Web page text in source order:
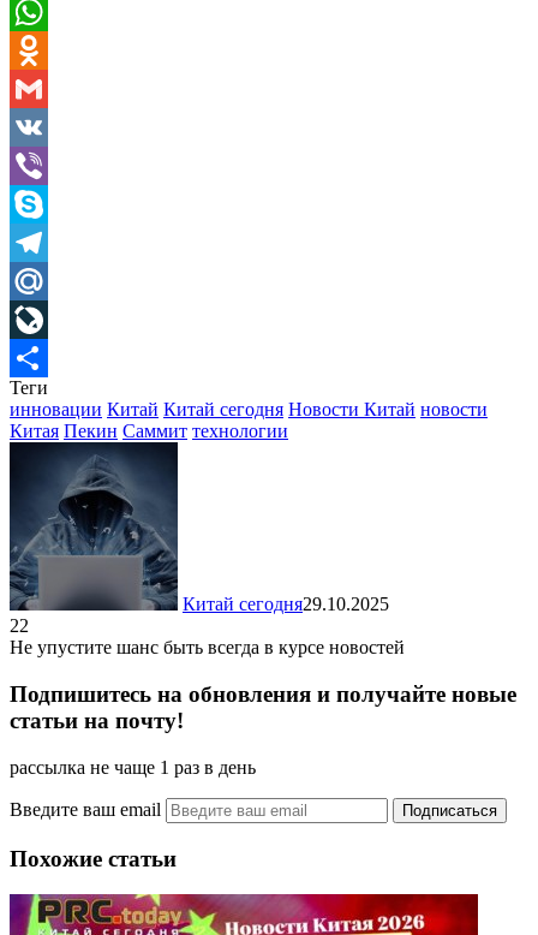
Pinterest
WhatsApp
Odnoklassniki
Gmail
VK
Viber
Skype
Telegram
Mail.Ru
LiveJournal
Отправить
Теги
инновации Китай Китай сегодня Новости Китай новости
Китая Пекин Саммит технологии
Китай сегодня29.10.2025
22
Не упустите шанс быть всегда в курсе новостей
Подпишитесь на обновления и получайте новые
статьи на почту!
рассылка не чаще 1 раз в день
Введите ваш email
Похожие статьи